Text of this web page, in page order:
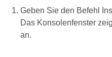
Geben Sie den Befehl
Das Konsolenfenster
an.